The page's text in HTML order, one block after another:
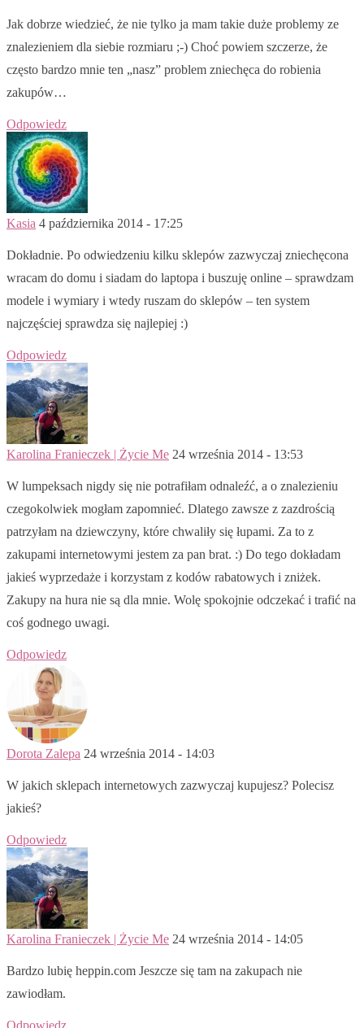
Jak dobrze wiedzieć, że nie tylko ja mam takie duże problemy ze
znalezieniem dla siebie rozmiaru ;-) Choć powiem szczerze, że
często bardzo mnie ten „nasz” problem zniechęca do robienia
zakupów…
Odpowiedz
Kasia 4 października 2014 - 17:25
Dokładnie. Po odwiedzeniu kilku sklepów zazwyczaj zniechęcona
wracam do domu i siadam do laptopa i buszuję online – sprawdzam
modele i wymiary i wtedy ruszam do sklepów – ten system
najczęściej sprawdza się najlepiej :)
Odpowiedz
Karolina Franieczek | Życie Me 24 września 2014 - 13:53
W lumpeksach nigdy się nie potrafiłam odnaleźć, a o znalezieniu
czegokolwiek mogłam zapomnieć. Dlatego zawsze z zazdrością
patrzyłam na dziewczyny, które chwaliły się łupami. Za to z
zakupami internetowymi jestem za pan brat. :) Do tego dokładam
jakieś wyprzedaże i korzystam z kodów rabatowych i zniżek.
Zakupy na hura nie są dla mnie. Wolę spokojnie odczekać i trafić na
coś godnego uwagi.
Odpowiedz
Dorota Zalepa 24 września 2014 - 14:03
W jakich sklepach internetowych zazwyczaj kupujesz? Polecisz
jakieś?
Odpowiedz
Karolina Franieczek | Życie Me 24 września 2014 - 14:05
Bardzo lubię heppin.com Jeszcze się tam na zakupach nie
zawiodłam.
Odpowiedz